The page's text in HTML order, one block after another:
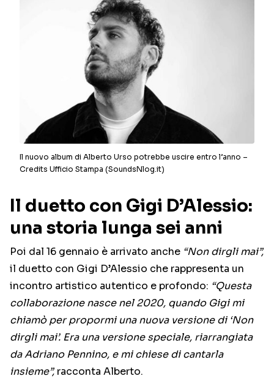
Il nuovo album di Alberto Urso potrebbe uscire entro l’anno –
Credits Ufficio Stampa (SoundsNlog.it)
Il duetto con Gigi D’Alessio:
una storia lunga sei anni
Poi dal 16 gennaio è arrivato anche “Non dirgli mai”,
il duetto con Gigi D’Alessio che rappresenta un
incontro artistico autentico e profondo: “Questa
collaborazione nasce nel 2020, quando Gigi mi
chiamò per propormi una nuova versione di ‘Non
dirgli mai’. Era una versione speciale, riarrangiata
da Adriano Pennino, e mi chiese di cantarla
insieme”, racconta Alberto.